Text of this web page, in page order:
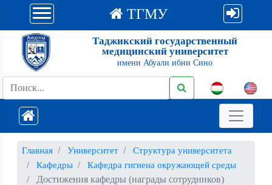
ТГМУ
Таджикский государственный
медицинский университет
имени Абуали ибни Сино
Главная Университет
Структура университета
Кафедры
Кафедра гигиена окружающей среды
Достижения кафедры (награды сотрудников)